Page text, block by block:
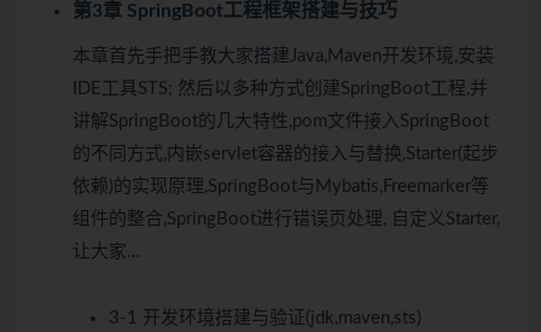
第3章 SpringBoot工程框架搭建与技巧
本章首先手把手教大家搭建Java,Maven开发环境,安装
IDE工具STS; 然后以多种方式创建SpringBoot工程,并
讲解SpringBoot的几大特性,pom文件接入SpringBoot
的不同方式,内嵌servlet容器的接入与替换,Starter(起步
依赖)的实现原理,SpringBoot与Mybatis,Freemarker等
组件的整合,SpringBoot进行错误页处理, 自定义Starter,
让大家…
3-1 开发环境搭建与验证(jdk,maven,sts)